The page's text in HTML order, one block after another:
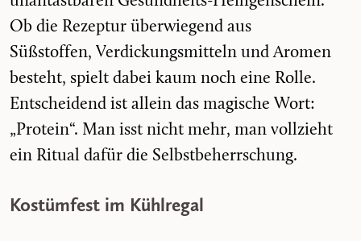
Ob die Rezeptur überwiegend aus
Süßstoffen, Verdickungsmitteln und Aromen
besteht, spielt dabei kaum noch eine Rolle.
Entscheidend ist allein das magische Wort:
„Protein“. Man isst nicht mehr, man vollzieht
ein Ritual dafür die Selbstbeherrschung.
Kostümfest im Kühlregal